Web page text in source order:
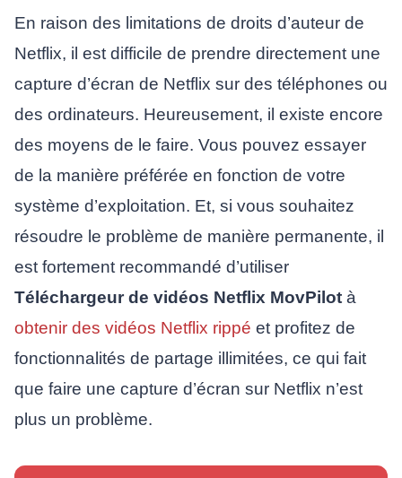
En raison des limitations de droits d’auteur de
Netflix, il est difficile de prendre directement une
capture d’écran de Netflix sur des téléphones ou
des ordinateurs. Heureusement, il existe encore
des moyens de le faire. Vous pouvez essayer
de la manière préférée en fonction de votre
système d’exploitation. Et, si vous souhaitez
résoudre le problème de manière permanente, il
est fortement recommandé d’utiliser
Téléchargeur de vidéos Netflix MovPilotà
obtenir des vidéos Netflix rippé et profitez de
fonctionnalités de partage illimitées, ce qui fait
que faire une capture d’écran sur Netflix n’est
plus un problème.